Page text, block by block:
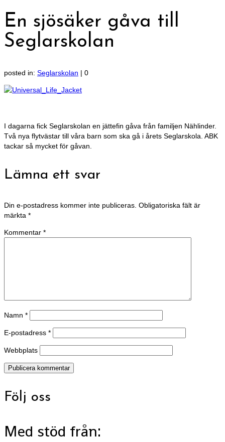
En sjösäker gåva till
Seglarskolan
posted in: Seglarskolan | 0
I dagarna fick Seglarskolan en jättefin gåva från familjen Nählinder.
Två nya flytvästar till våra barn som ska gå i årets Seglarskola. ABK
tackar så mycket för gåvan.
Lämna ett svar
Din e-postadress kommer inte publiceras. Obligatoriska fält är
märkta *
Kommentar *
Namn *
E-postadress *
Webbplats
Följ oss
Med stöd från: